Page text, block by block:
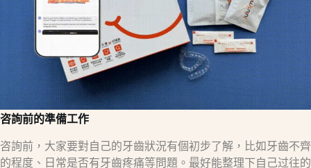
咨詢前的準備工作​
咨詢前，大家要對自己的牙齒狀況有個初步了解，比如牙齒不齊
的程度、日常是否有牙齒疼痛等問題。最好能整理下自己过往的